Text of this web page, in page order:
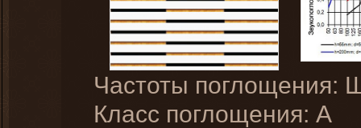
Частоты поглощения:
Класс поглощения: A